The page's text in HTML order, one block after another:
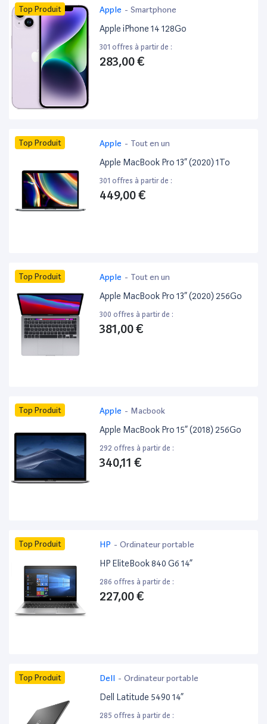
Top Produit Apple - Smartphone
Apple iPhone 14 128Go
301 offres à partir de :
283,00 €
Top Produit Apple - Tout en un
Apple MacBook Pro 13” (2020) 1To
301 offres à partir de :
449,00 €
Top Produit Apple - Tout en un
Apple MacBook Pro 13” (2020) 256Go
300 offres à partir de :
381,00 €
Top Produit Apple - Macbook
Apple MacBook Pro 15” (2018) 256Go
292 offres à partir de :
340,11 €
Top Produit HP - Ordinateur portable
HP EliteBook 840 G6 14”
286 offres à partir de :
227,00 €
Top Produit Dell - Ordinateur portable
Dell Latitude 5490 14”
285 offres à partir de :